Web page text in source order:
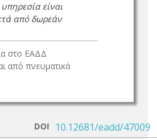
είναι
από δωρεάν
στο ΕΑΔΔ
από πνευματικά
DOI 10.12681/eadd/47009